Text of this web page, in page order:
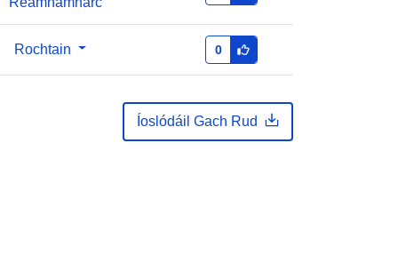
Rochtain 0
Íoslódáil Gach Rud